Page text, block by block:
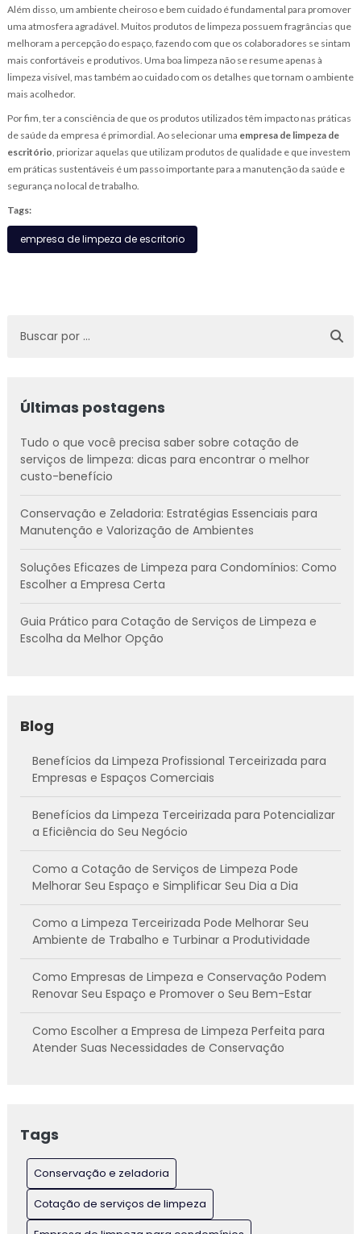
Além disso, um ambiente cheiroso e bem cuidado é fundamental para promover
uma atmosfera agradável. Muitos produtos de limpeza possuem fragrâncias que
melhoram a percepção do espaço, fazendo com que os colaboradores se sintam
mais confortáveis e produtivos. Uma boa limpeza não se resume apenas à
limpeza visível, mas também ao cuidado com os detalhes que tornam o ambiente
mais acolhedor.
Por fim, ter a consciência de que os produtos utilizados têm impacto nas práticas
de saúde da empresa é primordial. Ao selecionar uma empresa de limpeza de
escritório, priorizar aquelas que utilizam produtos de qualidade e que investem
em práticas sustentáveis é um passo importante para a manutenção da saúde e
segurança no local de trabalho.
Tags:
empresa de limpeza de escritorio
Últimas postagens
Tudo o que você precisa saber sobre cotação de
serviços de limpeza: dicas para encontrar o melhor
custo-benefício
Conservação e Zeladoria: Estratégias Essenciais para
Manutenção e Valorização de Ambientes
Soluções Eficazes de Limpeza para Condomínios: Como
Escolher a Empresa Certa
Guia Prático para Cotação de Serviços de Limpeza e
Escolha da Melhor Opção
Blog
Benefícios da Limpeza Profissional Terceirizada para
Empresas e Espaços Comerciais
Benefícios da Limpeza Terceirizada para Potencializar
a Eficiência do Seu Negócio
Como a Cotação de Serviços de Limpeza Pode
Melhorar Seu Espaço e Simplificar Seu Dia a Dia
Como a Limpeza Terceirizada Pode Melhorar Seu
Ambiente de Trabalho e Turbinar a Produtividade
Como Empresas de Limpeza e Conservação Podem
Renovar Seu Espaço e Promover o Seu Bem-Estar
Como Escolher a Empresa de Limpeza Perfeita para
Atender Suas Necessidades de Conservação
Como Escolher Empresas de Limpeza e Conservação
de Confiança para Suas Necessidades
Como Selecionar a Empresa Ideal de Limpeza de
Escritórios para um Ambiente Saudável e Produtivo
Tags
Conservação e zeladoria
Cotação de serviços de limpeza